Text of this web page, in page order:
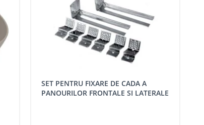
SET PENTRU FIXARE DE CADA A
PANOURILOR FRONTALE SI LATERALE